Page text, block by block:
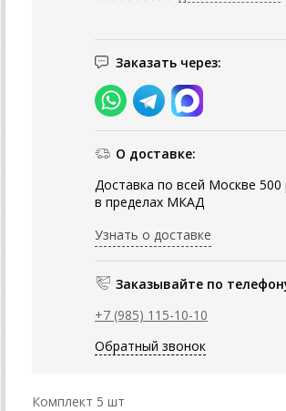
Заказать через:
О доставке:
Доставка по всей Москве 500
в пределах МКАД
Узнать о доставке
Заказывайте по
+7 (985) 115-10-10
Обратный звонок
Комплект 5 шт